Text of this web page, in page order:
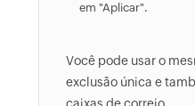
em "Aplicar".
Você pode usar o
exclusão única e